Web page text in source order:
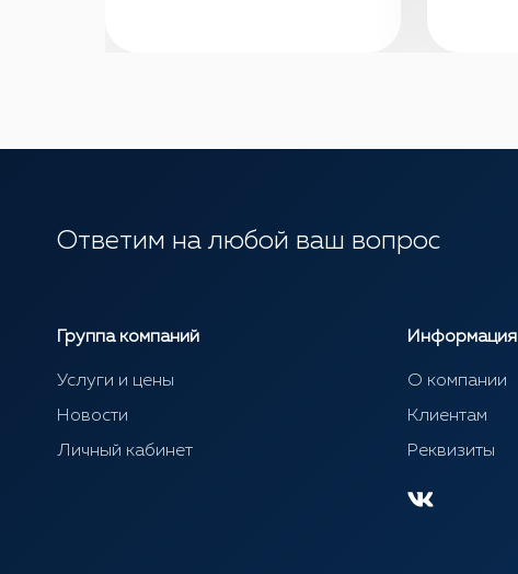
Ответим на любой ваш вопрос
Группа компаний
Услуги и цены
Новости
Личный кабинет
Информация
О компании
Клиентам
Реквизиты